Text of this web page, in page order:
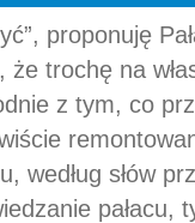
proponuję
trochę na
z tym, co
według słów
pałacu,